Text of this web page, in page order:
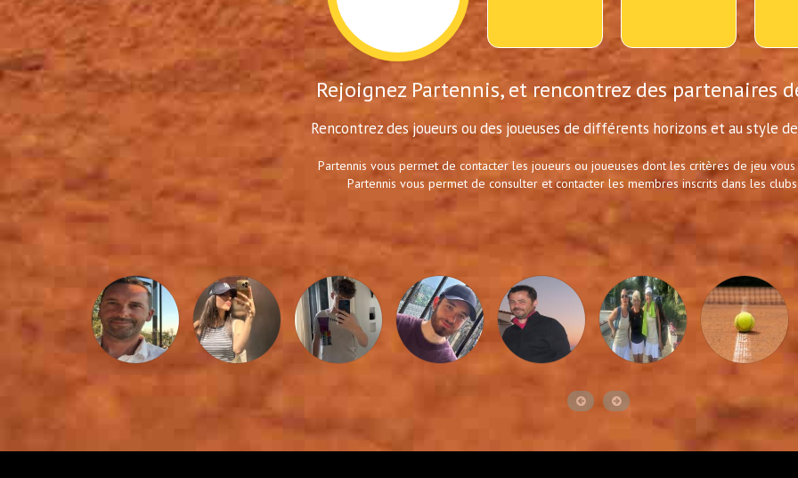
Rejoignez Partennis, et rencontrez des partenaires
Rencontrez des joueurs ou des joueuses de différents horizons et au style
Partennis vous permet de contacter les joueurs ou joueuses dont les critères de jeu
Partennis vous permet de consulter et contacter les membres inscrits dans les